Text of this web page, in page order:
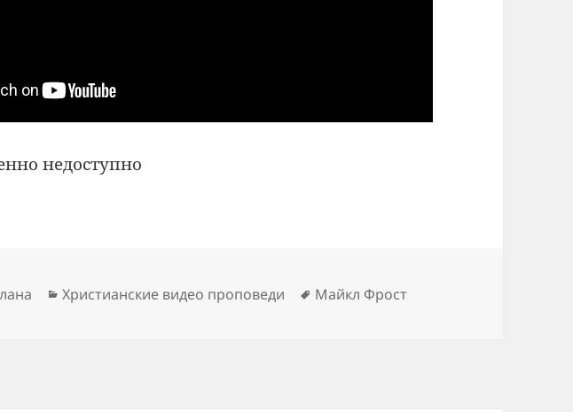
недоступно
Рубрики
Христианские видео проповеди Метки
Майкл Фрост